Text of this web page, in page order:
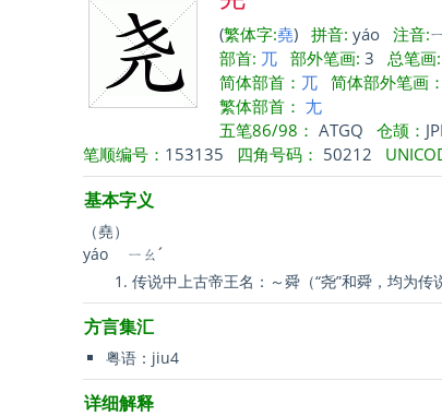
(繁体字:堯)拼音: yáo 注音:
部首: 兀 部外笔画: 3 总笔画:
简体部首： 兀 简体部外笔画
繁体部首： 尢
五笔86/98： ATGQ仓颉：
笔顺编号： 153135 四角号码： 50212
基本字义
（堯）
yáo
ㄧㄠˊ
传说中上古帝王名：～舜（“尧”和舜，均为
方言集汇
粤语：jiu4
详细解释